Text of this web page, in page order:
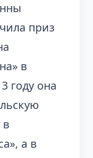
приз
в
году она
в
а в